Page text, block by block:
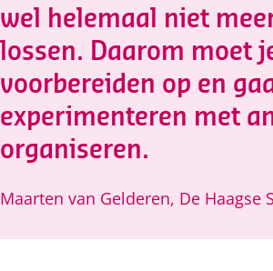
wel helemaal niet
lossen. Daarom moet
voorbereiden op en
experimenteren met
organiseren.
Maarten van Gelderen, De Haagse